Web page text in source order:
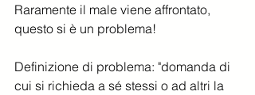
Raramente il male viene affrontato,
questo si è un problema!
Definizione di problema: "domanda di
cui si richieda a sé stessi o ad altri la